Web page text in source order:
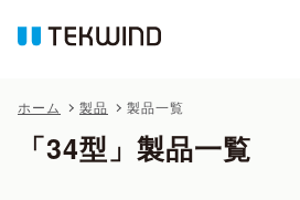
ホーム 製品 製品一覧
「34型」製品一覧